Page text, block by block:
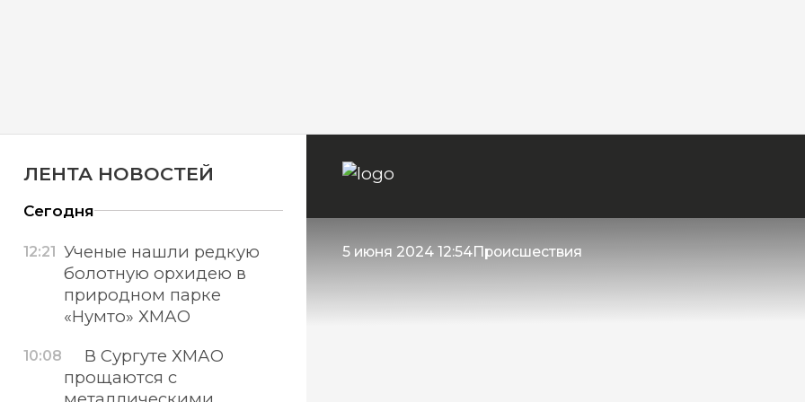
5 июня 2024 12:54Происшествия
ЛЕНТА НОВОСТЕЙ
Сегодня
12:21
Ученые нашли редкую
болотную орхидею в
природном парке
«Нумто» ХМАО
10:08
В Сургуте ХМАО
прощаются с